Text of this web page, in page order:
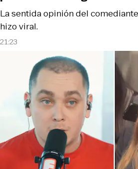
21:23
La sentida opinión del
hizo viral.